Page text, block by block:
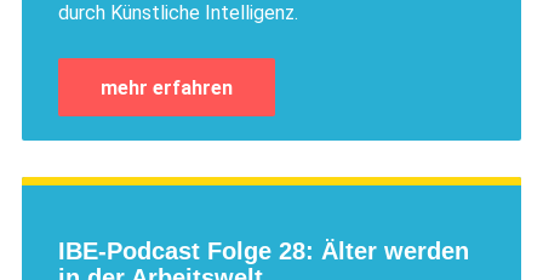
durch Künstliche Intelligenz.
mehr erfahren
IBE-Podcast Folge 28: Älter werden